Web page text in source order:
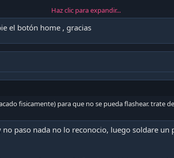
que está por debajo del Deco mantenerlo apretado y
que les pida agregar una red de internet
o algo por el estilo desconectan el cable de
les va a pedir acceder a su cuenta etc etc le dan
hasta lograr avanzar.
Haz clic para expandir...
el botón home , gracias
fisicamente) para que no se pueda flashear. trate
no paso nada no lo reconocio, luego soldare